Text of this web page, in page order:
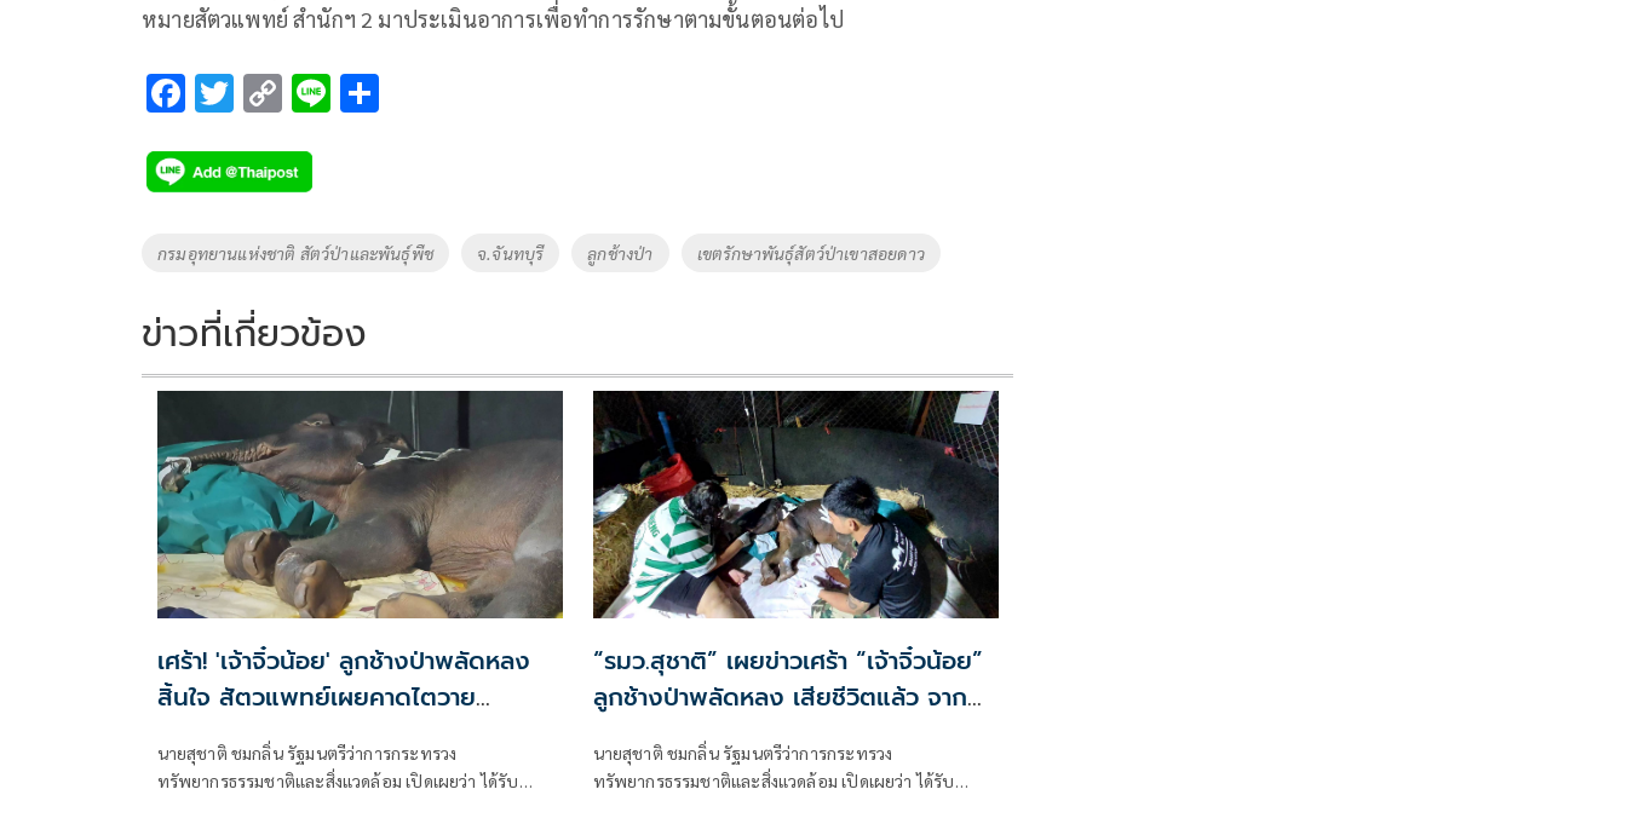
หมายสัตวแพทย์​ สำนัก​ฯ​ 2​ มาประเมินอาการเพื่อทำการรักษาตามขั้นตอนต่อไป
F
e
b
o
k
T
tt
er
C
p
y
Li
k
Li
Tags
กรมอุทยานแห่งชาติ สัตว์ป่าและพันธุ์พืช จ.จันทบุรี ลูกช้างป่า เขตรักษา​พันธุ์​สัตว์ป่า​เขา​สอยดาว
ข่าวที่เกี่ยวข้อง
เศร้า! 'เจ้าจิ๋วน้อย' ลูกช้างป่าพลัดหลง
สิ้นใจ สัตวแพทย์เผยคาดไตวาย
นายสุชาติ ชมกลิ่น รัฐมนตรีว่าการกระทรวง
ทรัพยากรธรรมชาติและสิ่งแวดล้อม เปิดเผยว่า ได้รับ
“รมว.สุชาติ” เผยข่าวเศร้า “เจ้าจิ๋วน้อย”
ลูกช้างป่าพลัดหลง เสียชีวิตแล้ว จาก
ภาวะไตวายเฉียบพลัน ยกย่องทีม
สัตวแพทย์ทุ่มเทสุดกำลัง ย้ำเดินหน้าหา
นายสุชาติ ชมกลิ่น รัฐมนตรีว่าการกระทรวง
ทรัพยากรธรรมชาติและสิ่งแวดล้อม เปิดเผยว่า ได้รับ